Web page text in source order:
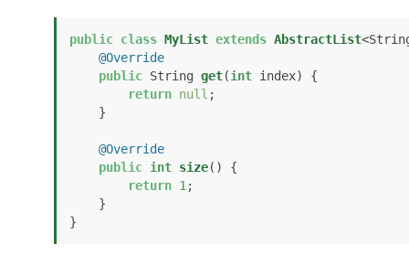
public class MyList extends AbstractList
@Override
public String get(int index)
{
return null ;
@Override
public int size()
{
return 1 ;
}